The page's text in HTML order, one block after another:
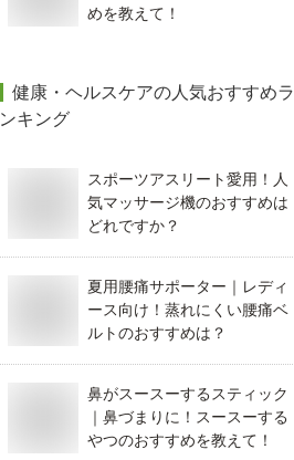
めを教えて！
健康・ヘルスケアの人気おすすめラ
ンキング
スポーツアスリート愛用！人
気マッサージ機のおすすめは
どれですか？
夏用腰痛サポーター｜レディ
ース向け！蒸れにくい腰痛ベ
ルトのおすすめは？
鼻がスースーするスティック
｜鼻づまりに！スースーする
やつのおすすめを教えて！